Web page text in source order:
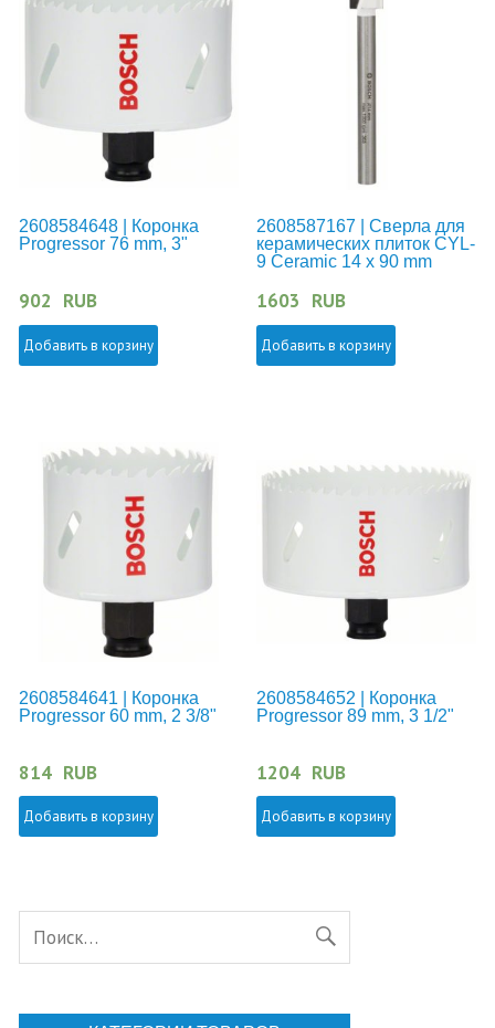
2608584648 | Коронка
Progressor 76 mm, 3"
902 RUB
Добавить в корзину
2608587167 | Сверла для
керамических плиток CYL-
9 Ceramic 14 x 90 mm
1603 RUB
Добавить в корзину
2608584641 | Коронка
Progressor 60 mm, 2 3/8"
814 RUB
Добавить в корзину
2608584652 | Коронка
Progressor 89 mm, 3 1/2"
1204 RUB
Добавить в корзину